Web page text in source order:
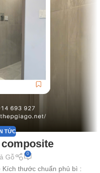
TỨC
Gỗ 0
thước chuẩn phủ bì :